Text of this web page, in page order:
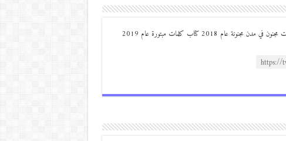
من مواليد ديرعلا ( الصوالحة) صدر له : كتاب مذكرات مجنون في مدن مجنونة عام 2018 كتاب كلمات مبتورة عام 2019